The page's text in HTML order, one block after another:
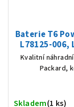
Baterie T6
L78125-006,
Kvalitní
Packard,
Skladem(1 ks)